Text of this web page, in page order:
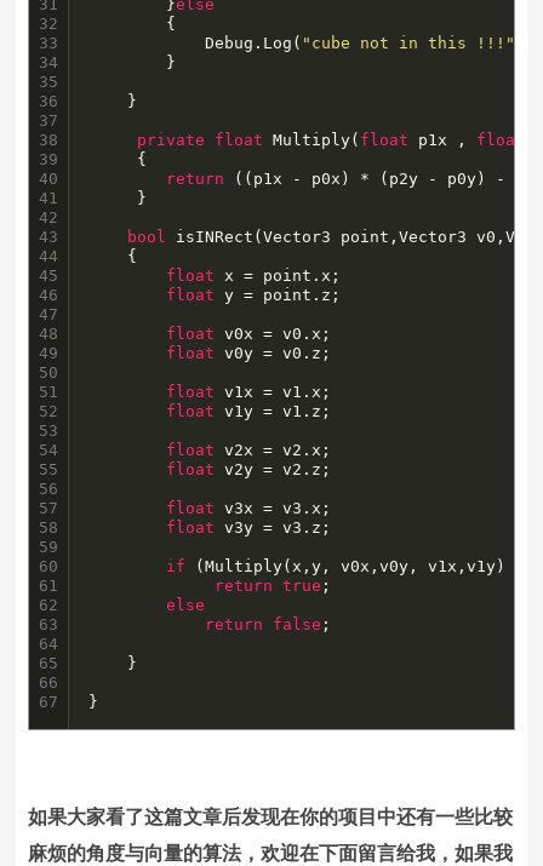
31
32
33
34
35
36
37
38
39
40
41
42
43
44
45
46
47
48
49
50
51
52
53
54
55
56
57
58
59
60
61
62
63
64
65
66
67
		}
else
			Debug.Log(
"cube not in this !!!"
private float Multiply( float p1x , float
     {
return ((p1x - p0x) * (p2y - p0y) -
     }
bool isINRect(Vector3 point,Vector3
float x = point.x;
float y = point.z;
float v0x = v0.x;
float v0y = v0.z;
float v1x = v1.x;
float v1y = v1.z;
float v2x = v2.x;
float v2y = v2.z;
float v3x = v3.x;
float v3y = v3.z;
if (Multiply(x,y, v0x,v0y, v1x,v1y) *
return
true ;
else
return
false ;
}
如果大家看了这篇文章后发现在你的项目中还有一些比较
麻烦的角度与向量的算法，欢迎在下面留言给我，如果我